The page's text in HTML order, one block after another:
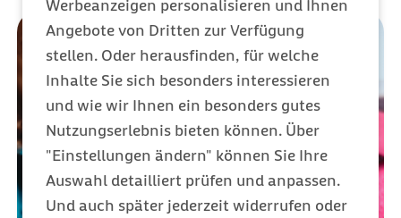
Werbeanzeigen personalisieren und Ihnen
Angebote von Dritten zur Verfügung
stellen. Oder herausfinden, für welche
Inhalte Sie sich besonders interessieren
und wie wir Ihnen ein besonders gutes
Nutzungserlebnis bieten können. Über
"Einstellungen ändern" können Sie Ihre
Auswahl detailliert prüfen und anpassen.
Und auch später jederzeit widerrufen oder